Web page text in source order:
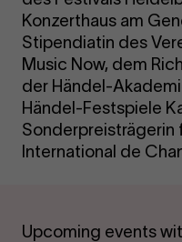
Konzerthaus am
Stipendiatin des
Music Now, dem
der Händel-
Händel-Festspiele
Sonderpreisträgerin
International de
Upcoming events